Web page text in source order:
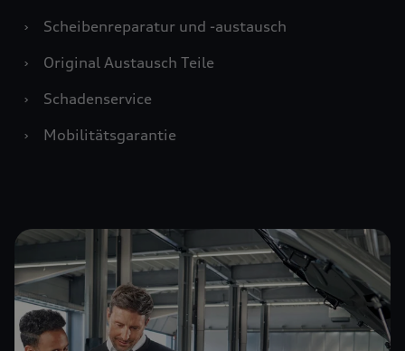
›
Scheibenreparatur und -austausch
›
Original Austausch Teile
›
Schadenservice
›
Mobilitätsgarantie